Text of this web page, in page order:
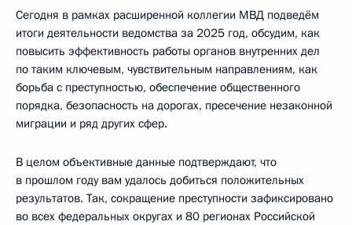
Сегодня в рамках расширенной коллегии МВД подведём
итоги деятельности ведомства за 2025 год, обсудим, как
повысить эффективность работы органов внутренних дел
по таким ключевым, чувствительным направлениям, как
борьба с преступностью, обеспечение общественного
порядка, безопасность на дорогах, пресечение незаконной
миграции и ряд других сфер.
В целом объективные данные подтверждают, что
в прошлом году вам удалось добиться положительных
результатов. Так, сокращение преступности зафиксировано
во всех федеральных округах и 80 регионах Российской